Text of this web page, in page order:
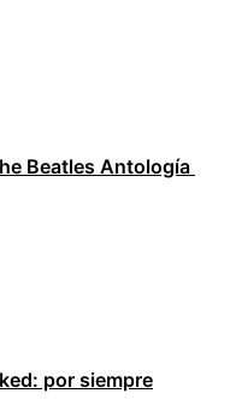
Beatles Antología
por siempre